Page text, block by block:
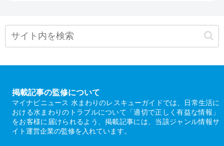
掲載記事の監修について
マイナビニュース 水まわりのレスキューガイドでは、日常生活に
おける水まわりのトラブルについて「適切で正しく有益な情報」
をお客様に届けられるよう、掲載記事には、当該ジャンル情報サ
イト運営企業の監修を入れています。